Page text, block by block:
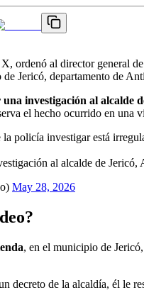
ordenó al director general
Jericó, departamento de
investigación al alcalde
el hecho ocurrido en una
policía investigar está
al alcalde de
May 28, 2026
, en el municipio de
decreto de la alcaldía, él le